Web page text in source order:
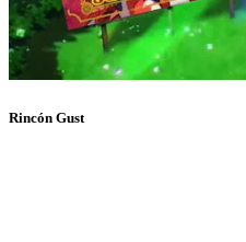
Rincón Gust